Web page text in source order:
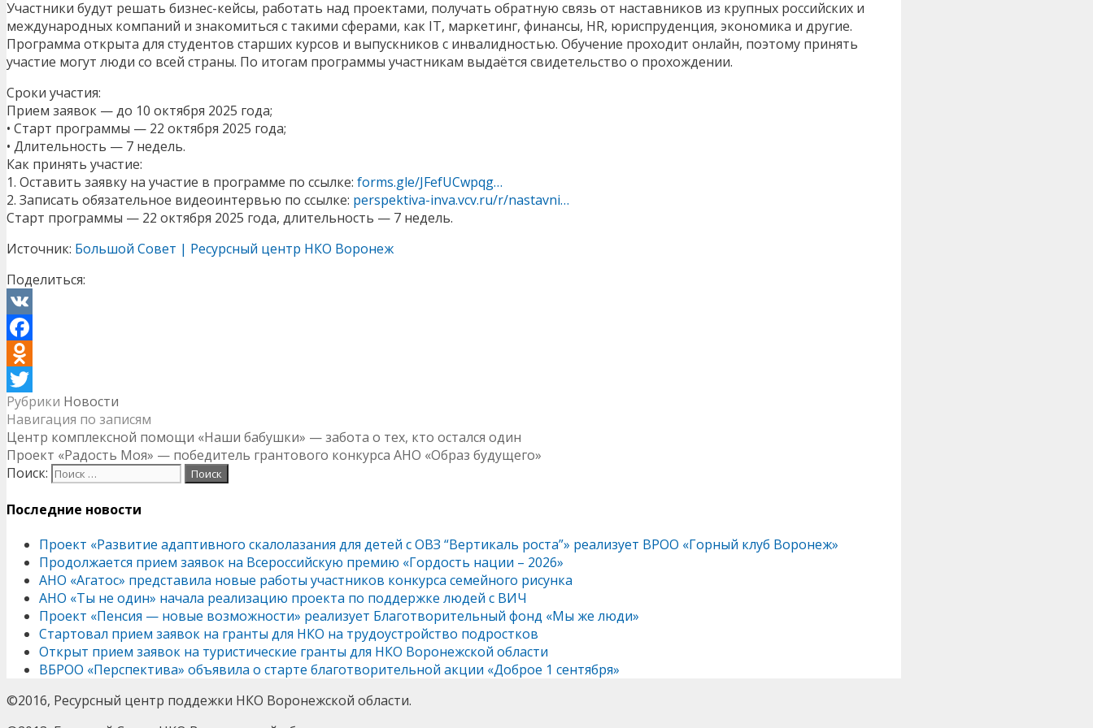
Участники будут решать бизнес-кейсы, работать над проектами, получать обратную связь от наставников из крупных российских и
международных компаний и знакомиться с такими сферами, как IT, маркетинг, финансы, HR, юриспруденция, экономика и другие.
Программа открыта для студентов старших курсов и выпускников с инвалидностью. Обучение проходит онлайн, поэтому принять
участие могут люди со всей страны. По итогам программы участникам выдаётся свидетельство о прохождении.
Сроки участия:
Прием заявок — до 10 октября 2025 года;
• Старт программы — 22 октября 2025 года;
• Длительность — 7 недель.
Как принять участие:
1. Оставить заявку на участие в программе по ссылке: forms.gle/JFefUCwpqg…
2. Записать обязательное видеоинтервью по ссылке: perspektiva-inva.vcv.ru/r/nastavni…
Старт программы — 22 октября 2025 года, длительность — 7 недель.
Источник: Большой Совет | Ресурсный центр НКО Воронеж
Поделиться:
VK
Facebook
Odnoklassniki
Twitter
Рубрики Новости
Навигация по записям
Центр комплексной помощи «Наши бабушки» — забота о тех, кто остался один
Проект «Радость Моя» — победитель грантового конкурса АНО «Образ будущего»
Поиск:
Последние новости
Проект «Развитие адаптивного скалолазания для детей с ОВЗ “Вертикаль роста”» реализует ВРОО «Горный клуб Воронеж»
Продолжается прием заявок на Всероссийскую премию «Гордость нации – 2026»
АНО «Агатос» представила новые работы участников конкурса семейного рисунка
АНО «Ты не один» начала реализацию проекта по поддержке людей с ВИЧ
Проект «Пенсия — новые возможности» реализует Благотворительный фонд «Мы же люди»
Стартовал прием заявок на гранты для НКО на трудоустройство подростков
Открыт прием заявок на туристические гранты для НКО Воронежской области
ВБРОО «Перспектива» объявила о старте благотворительной акции «Доброе 1 сентября»
©2016, Ресурсный центр поддежки НКО Воронежской области.